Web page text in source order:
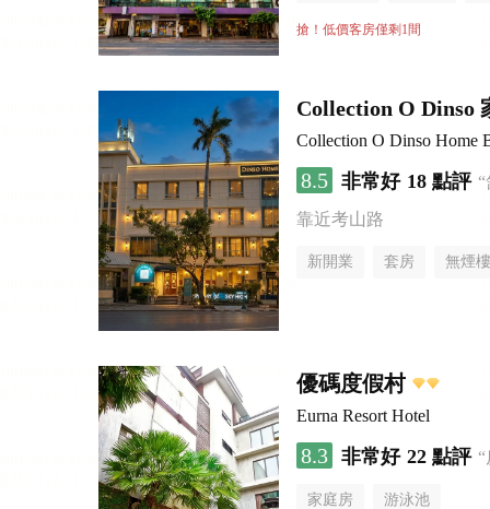
搶！低價客房僅剩1間
Collection O Dinso
Collection O Dinso Home
8.5 非常好 18 點評
靠近考山路
新開業 套房 無煙
優碼度假村
Eurna Resort Hotel
8.3 非常好 22 點評
家庭房 游泳池